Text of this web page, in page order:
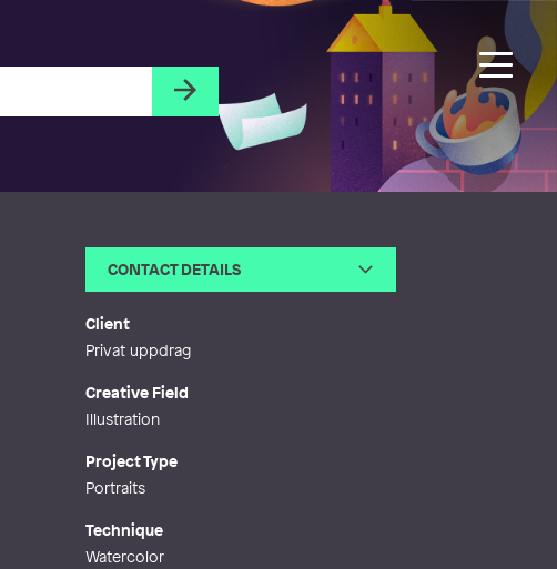
CONTACT DETAILS
Web
Client
Privat uppdrag
Creative Field
Illustration
Project Type
Portraits
Technique
Watercolor